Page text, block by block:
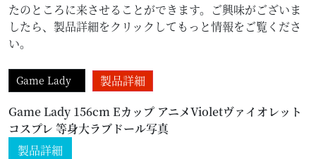
たのところに来させることができます。ご興味がございま
したら、製品詳細をクリックしてもっと情報をご覧くださ
い。
Game Lady
製品詳細
Game Lady 156cm Eカップ アニメVioletヴァイオレット
コスプレ 等身大ラブドール写真
製品詳細